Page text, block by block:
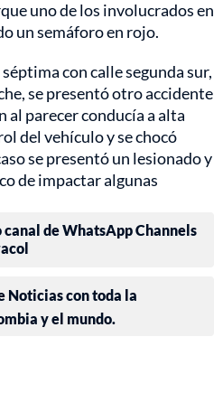
uno de los involucrados en
un semáforo en rojo.
con calle segunda sur,
se presentó otro accidente
al parecer conducía a alta
del vehículo y se chocó
se presentó un lesionado y
de impactar algunas
canal de WhatsApp Channels
Noticias con toda la
y el mundo.